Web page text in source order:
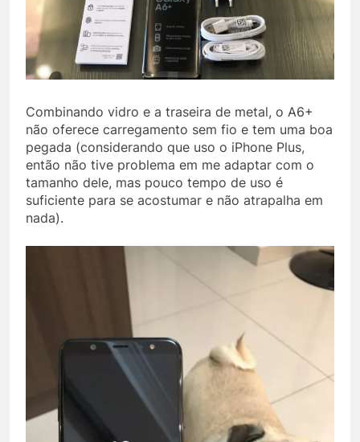
Combinando vidro e a traseira de metal, o A6+
não oferece carregamento sem fio e tem uma boa
pegada (considerando que uso o iPhone Plus,
então não tive problema em me adaptar com o
tamanho dele, mas pouco tempo de uso é
suficiente para se acostumar e não atrapalha em
nada).